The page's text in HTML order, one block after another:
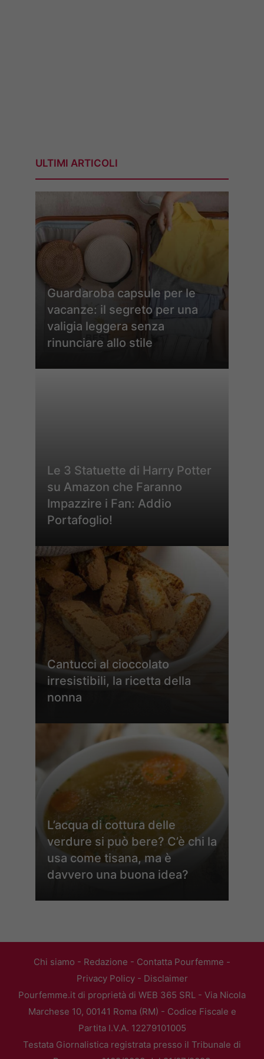
ULTIMI ARTICOLI
Guardaroba capsule per le
vacanze: il segreto per una
valigia leggera senza
rinunciare allo stile
Le 3 Statuette di Harry Potter
su Amazon che Faranno
Impazzire i Fan: Addio
Portafoglio!
Cantucci al cioccolato
irresistibili, la ricetta della
nonna
L’acqua di cottura delle
verdure si può bere? C’è chi la
usa come tisana, ma è
davvero una buona idea?
Chi siamo - Redazione - Contatta Pourfemme -
Privacy Policy- Disclaimer
Pourfemme.it di proprietà di WEB 365 SRL - Via Nicola
Marchese 10, 00141 Roma (RM) - Codice Fiscale e
Partita I.V.A. 12279101005
Testata Giornalistica registrata presso il Tribunale di